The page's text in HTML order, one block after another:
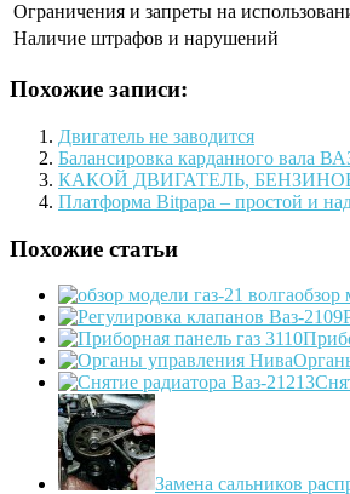
Ограничения и запреты на
Наличие штрафов и нарушений
Похожие записи:
Двигатель не заводится
Балансировка карданного вала
КАКОЙ ДВИГАТЕЛЬ,
Платформа Bitpapa – простой и
Похожие статьи
обзор
Замена сальников